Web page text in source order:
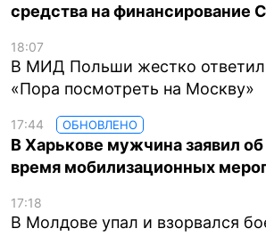
средства на финансирование
18:07
В МИД Польши жестко
«Пора посмотреть на Москву»
17:44 ОБНОВЛЕНО
В Харькове мужчина заявил
время мобилизационных
17:18
В Молдове упал и взорвался